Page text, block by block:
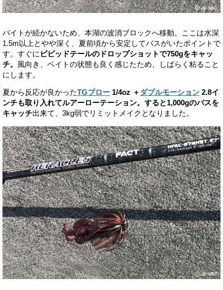
バイトが続かないため、本湖の波消ブロックへ移動。ここは水深
1.5m以上とやや深く、夏前頃から安定してバスがいたポイントで
す。すぐに ビビッドテールのドロップショットで750gをキャッ
チ。
風向き、ベイトの状態も良く感じたため、しばらく粘ること
にします。
夏から反応が良かったTGブロー 1/4oz ＋ ダブルモーション 2.8イ
ンチも取り入れてルアーローテーション。すると1,000gのバスを
キャッチ出来て、3kg弱でリミットメイクとなりました。